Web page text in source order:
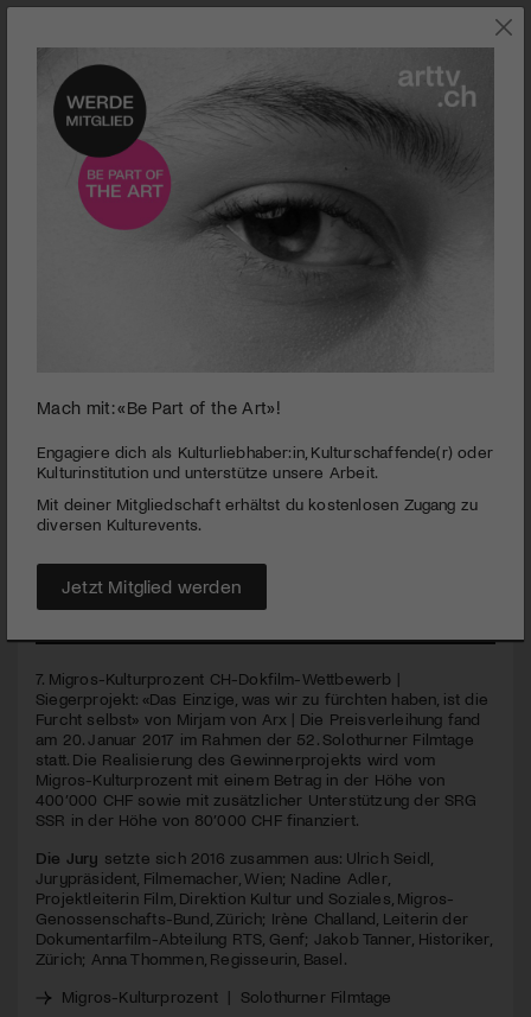
seconds
minute,
seconds
Migros-Kulturprozent | 7. CH-Dokfilm-Wettbewerb
PUBLIZIERT AM 21. JANUAR 2017
Wettbewerbs zum Thema «Utopie» steht fest: Mirjam von Arx
reüssiert mit ihrem Projekt «Das Einzige, was wir zu fürchten
durch Fake-News könnte das Thema nicht aktueller sein.
MEHR
7. Migros-Kulturprozent CH-Dokfilm-Wettbewerb |
Siegerprojekt: «Das Einzige, was wir zu fürchten haben, ist die
Furcht selbst» von Mirjam von Arx | Die Preisverleihung fand
am 20. Januar 2017 im Rahmen der 52. Solothurner Filmtage
statt. Die Realisierung des Gewinnerprojekts wird vom
Migros-Kulturprozent mit einem Betrag in der Höhe von
400’000 CHF sowie mit zusätzlicher Unterstützung der SRG
SSR in der Höhe von 80’000 CHFfinanziert.
Die Jury setzte sich 2016 zusammen aus: Ulrich Seidl,
Jurypräsident, Filmemacher, Wien; Nadine Adler,
Projektleiterin Film, Direktion Kultur und Soziales, Migros-
Genossenschafts-Bund, Zürich; Irène Challand, Leiterin der
Dokumentarfilm-Abteilung RTS , Genf; Jakob Tanner, Historiker,
Zürich; Anna Thommen, Regisseurin, Basel.
Migros-Kulturprozent| Solothurner Filmtage
Mach mit: «Be Part of the Art»!
Engagiere dich als Kulturliebhaber:in, Kulturschaffende(r) oder
Kulturinstitution und unterstütze unsere Arbeit.
Mit deiner Mitgliedschaft erhältst du kostenlosen Zugang zu
diversen Kulturevents.
Jetzt Mitglied werden